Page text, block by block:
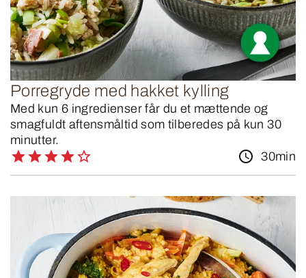
Porregryde med hakket kylling
Med kun 6 ingredienser får du et mættende og
smagfuldt aftensmåltid som tilberedes på kun 30
minutter.
30min